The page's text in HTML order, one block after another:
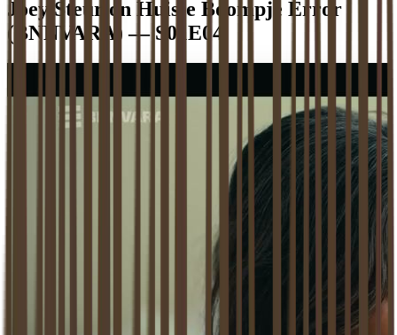
Joey Steur on Huisje Boompje Error
(BNNVARA) — S01E04